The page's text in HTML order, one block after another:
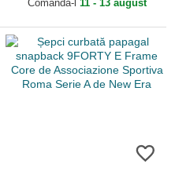
Comandă-l 11 - 13 august